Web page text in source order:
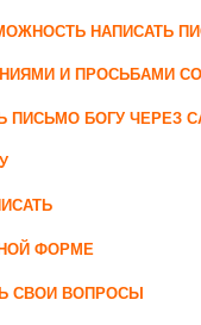
НАПИСАТЬ
И ПРОСЬБАМИ
БОГУ ЧЕРЕЗ
ФОРМЕ
СВОИ ВОПРОСЫ